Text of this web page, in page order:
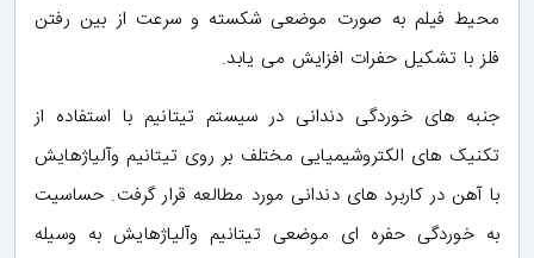
محیط فیلم به صورت موضعی شکسته و سرعت از بین رفتن
فلز با تشکیل حفرات افزایش می یابد.
جنبه های خوردگی دندانی در سیستم تیتانیم با استفاده از
تکنیک های الکتروشیمیایی مختلف بر روی تیتانیم وآلیاژهایش
با آهن در کاربرد های دندانی مورد مطالعه قرار گرفت. حساسیت
به خوردگی حفره ای موضعی تیتانیم وآلیاژهایش به وسیله